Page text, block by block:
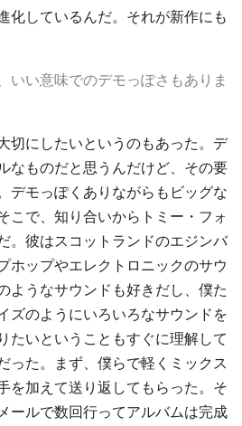
化しているんだ。それが新作にも
い意味でのデモっぽさもありま
切にしたいというのもあった。デ
なものだと思うんだけど、その要
デモっぽくありながらもビッグな
こで、知り合いから トミー・フォ
。彼はスコットランドのエジンバ
ホップやエレクトロニックのサウ
ようなサウンドも好きだし、僕た
ズのようにいろいろなサウンドを
たいということもすぐに理解して
った。まず、僕らで軽くミックス
を加えて送り返してもらった。そ
ールで数回行ってアルバムは完成